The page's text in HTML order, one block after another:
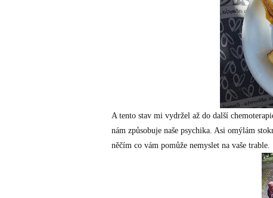
A tento stav mi vydržel až do další
nám způsobuje naše psychika. Asi omýlám
něčím co vám pomůže nemyslet na vaše trable.